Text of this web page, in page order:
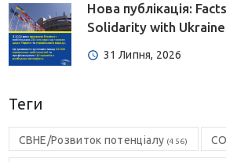
Нова публікація:
Solidarity with
31 Липня, 2026
Теги
CBHE/Розвиток потенціалу (456)